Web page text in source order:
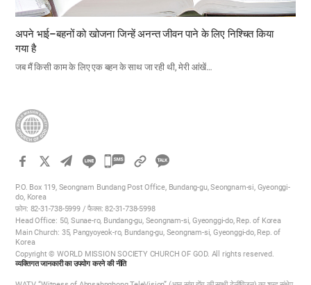
अपने भाई–बहनों को खोजना जिन्हें अनन्त जीवन पाने के लिए निश्चित किया
गया है
जब मैं किसी काम के लिए एक बहन के साथ जा रही थी, मेरी आंखें…
카
오
톡
공
하
기
P.O. Box 119, Seongnam Bundang Post Office, Bundang-gu, Seongnam-si, Gyeonggi-
do, Korea
फ़ोन: 82-31-738-5999 / फैक्स: 82-31-738-5998
Head Office: 50, Sunae-ro, Bundang-gu, Seongnam-si, Gyeonggi-do, Rep. of Korea
Main Church: 35, Pangyoyeok-ro, Bundang-gu, Seongnam-si, Gyeonggi-do, Rep. of
Korea
Copyright © WORLD MISSION SOCIETY CHURCH OF GOD. All rights reserved.
व्यक्तिगत जानकारी का उपयोग करने की नीति